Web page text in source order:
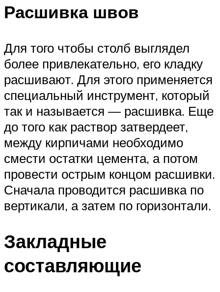
Расшивка швов
Для того чтобы столб выглядел
более привлекательно, его кладку
расшивают. Для этого применяется
специальный инструмент, который
так и называется — расшивка. Еще
до того как раствор затвердеет,
между кирпичами необходимо
смести остатки цемента, а потом
провести острым концом расшивки.
Сначала проводится расшивка по
вертикали, а затем по горизонтали.
Закладные
составляющие